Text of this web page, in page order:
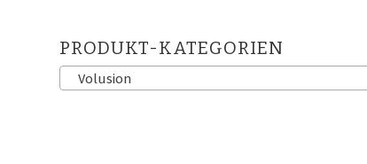
PRODUKT-KATEGORIEN
Volusion